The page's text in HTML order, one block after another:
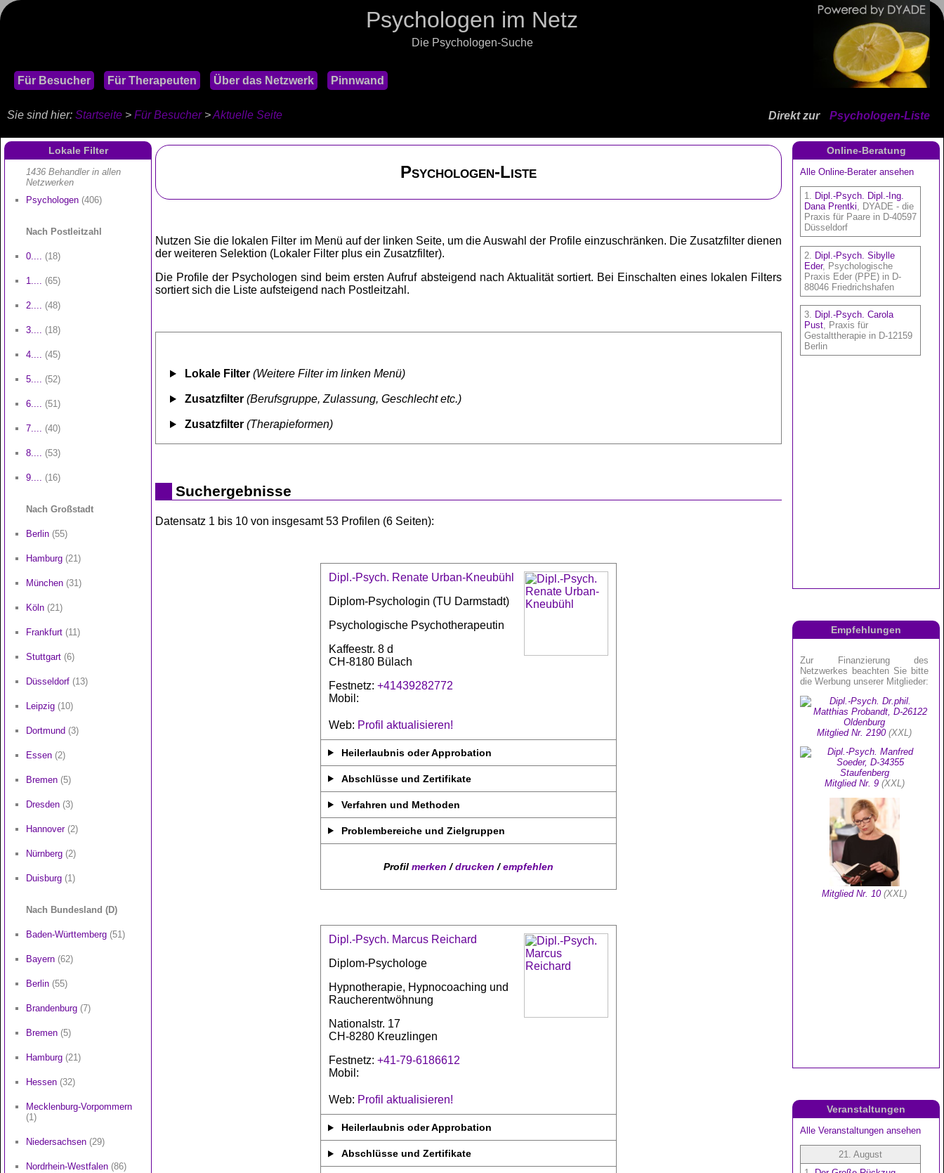
Psychologen im Netz
Die Psychologen-Suche
Für Besucher Für Therapeuten Über das Netzwerk Pinnwand
Direkt zur Psychologen-Liste
Sie sind hier: Startseite > Für Besucher>Aktuelle Seite
Lokale Filter
1436 Behandler in allen
Netzwerken
Psychologen (406)
Nach Postleitzahl
0.... (18)
1.... (65)
2.... (48)
3.... (18)
4.... (45)
5.... (52)
6.... (51)
7.... (40)
8.... (53)
9.... (16)
Nach Großstadt
Berlin (55)
Hamburg (21)
München (31)
Köln (21)
Frankfurt (11)
Stuttgart (6)
Düsseldorf (13)
Leipzig (10)
Dortmund (3)
Essen (2)
Bremen (5)
Dresden (3)
Hannover(2)
Nürnberg (2)
Duisburg (1)
Nach Bundesland (D)
Baden-Württemberg (51)
Bayern (62)
Berlin (55)
Brandenburg (7)
Bremen (5)
Hamburg (21)
Hessen (32)
Mecklenburg-Vorpommern
(1)
Niedersachsen (29)
Nordrhein-Westfalen (86)
Psychologen-Liste
Nutzen Sie die lokalen Filter im Menü auf der linken Seite, um die Auswahl der Profile einzuschränken. Die Zusatzfilter dienen
der weiteren Selektion (Lokaler Filter plus ein Zusatzfilter).
Die Profile der Psychologen sind beim ersten Aufruf absteigend nach Aktualität sortiert. Bei Einschalten eines lokalen Filters
sortiert sich die Liste aufsteigend nach Postleitzahl.
Lokale Filter (Weitere Filter im linken Menü)
Zusatzfilter (Berufsgruppe, Zulassung, Geschlecht etc.)
Zusatzfilter (Therapieformen)
Suchergebnisse
Datensatz 1 bis 10 von insgesamt 53 Profilen (6 Seiten):
Dipl.-Psych. Renate Urban-Kneubühl
Diplom-Psychologin (TU Darmstadt)
Psychologische Psychotherapeutin
Kaffeestr. 8 d
CH-8180 Bülach
Festnetz: +41439282772
Mobil:
Web: Profil aktualisieren!
Heilerlaubnis oder Approbation
Abschlüsse und Zertifikate
Verfahren und Methoden
Problembereiche und Zielgruppen
Profil merken /drucken /empfehlen
Dipl.-Psych. Marcus Reichard
Diplom-Psychologe
Hypnotherapie, Hypnocoaching und
Raucherentwöhnung
Nationalstr. 17
CH-8280 Kreuzlingen
Festnetz: +41-79-6186612
Mobil:
Web: Profil aktualisieren!
Heilerlaubnis oder Approbation
Abschlüsse und Zertifikate
Online-Beratung
Empfehlungen
Veranstaltungen